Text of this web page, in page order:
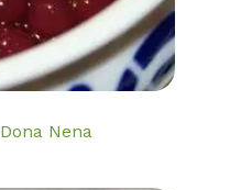
Nena